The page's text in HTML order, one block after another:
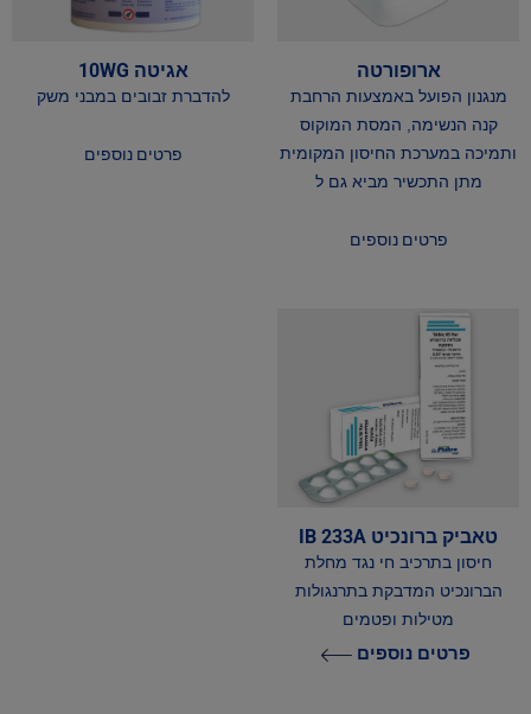
ארופורטה
מנגנון הפועל באמצעות הרחבת
קנה הנשימה, המסת המוקוס
ותמיכה במערכת החיסון המקומית
מתן התכשיר מביא גם ל
פרטים נוספים
אגיטה 10WG
להדברת זבובים במבני משק
פרטים נוספים
טאביק ברונכיט IB 233A
חיסון בתרכיב חי נגד מחלת
הברונכיט המדבקת בתרנגולות
מטילות ופטמים
פרטים נוספים